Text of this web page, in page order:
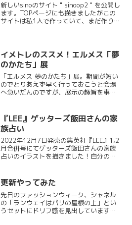
新しいsinoのサイト " sinoop2 " を公開し
ます。TOPページにも描きましたがこの
サイトは私1人で作っていて、まだ作りか
イメトレのススメ！エルメス「夢
のかたち」展
「エルメス 夢のかたち」展。期間が短い
のでとりあえず早く行っておこうと会場
へ急いだんのですが、展示の趣旨を事前
が「夢が叶う」というストーリーに「自
分の夢を重ねて楽しむ」...
『LEE』ゲッターズ飯田さんの家
族占い
2022年12月7日発売の集英社『LEE』1,2
月合併号にてゲッターズ飯田さんの家族
占いのイラストを描きました！自分の運
キーワードなど盛りだくさんな内容で
す。2022...
更新やってみた
先日のファッションウィーク、シャネル
の「ランウェイはパリの屋根の上」とい
うセットにドリフ感を見出しています。